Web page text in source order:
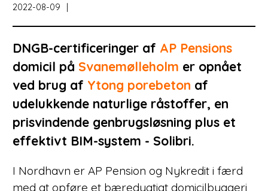
2022-08-09
DNGB-certificeringer af AP Pensions
domicil på Svanemølleholm er opnået
ved brug af Ytong porebeton af
udelukkende naturlige råstoffer, en
prisvindende genbrugsløsning plus et
effektivt BIM-system - Solibri.
I Nordhavn er AP Pension og Nykredit i færd
med at opføre et bæredygtigt domicilbyggeri